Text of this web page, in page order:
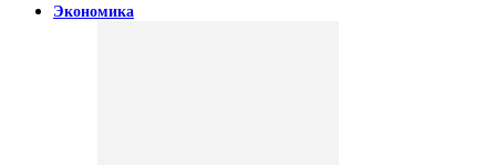
Экономика